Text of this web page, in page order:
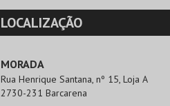
LOCALIZAÇÃO
MORADA
Rua Henrique Santana, nº 15, Loja A
2730-231 Barcarena